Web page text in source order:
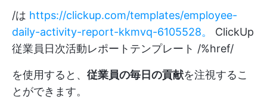
/は https://clickup.com/templates/employee-
daily-activity-report-kkmvq-6105528。
ClickUp
従業員日次活動レポートテンプレート /%href/
を使用すると、 従業員の毎日の貢献を注視するこ
とができます。